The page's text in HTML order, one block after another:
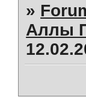
»
Аллы